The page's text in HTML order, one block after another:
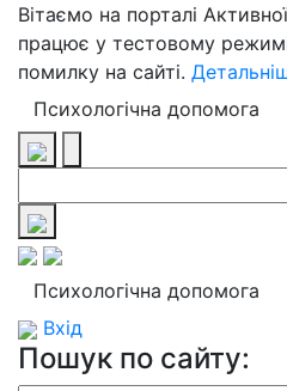
Вітаємо на порталі
працює у тестовому
помилку на сайті.
Психологічна допомога
Психологічна допомога
Вхід
Пошук по сайту: